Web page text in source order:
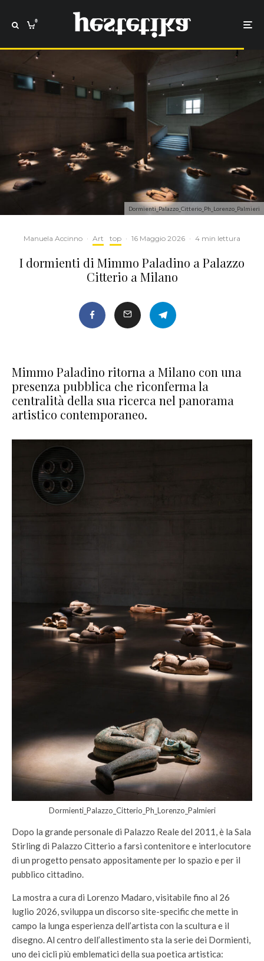
0
Dormienti_Palazzo_Citterio_Ph_Lorenzo_Palmieri
Manuela Accinno · Art top · 16 Maggio 2026 · 4 min lettura
I dormienti di Mimmo Paladino a Palazzo
Citterio a Milano
Mimmo Paladino ritorna a Milano con una
presenza pubblica che riconferma la
centralità della sua ricerca nel panorama
artistico contemporaneo.
Dormienti_Palazzo_Citterio_Ph_Lorenzo_Palmieri
Dopo la grande personale di Palazzo Reale del 2011, è la Sala
Stirling di Palazzo Citterio a farsi contenitore e interlocutore
di un progetto pensato appositamente per lo spazio e per il
pubblico cittadino.
La mostra a cura di Lorenzo Madaro, visitabile fino al 26
luglio 2026, sviluppa un discorso site-specific che mette in
campo la lunga esperienza dell’artista con la scultura e il
disegno. Al centro dell’allestimento sta la serie dei Dormienti,
uno dei cicli più emblematici della sua poetica artistica: